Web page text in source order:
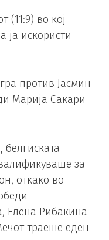
(11:9) во кој
ја искористи
против Јасмин
Марија Сакари
белгиската
за
откако во
Елена Рибакина
траеше еден